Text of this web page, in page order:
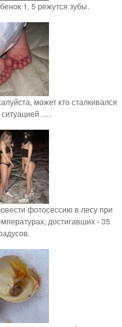
1, 5 режутся зубы.
может кто сталкивался
ситуацией ….
фотосессию в лесу при
достигавших - 35